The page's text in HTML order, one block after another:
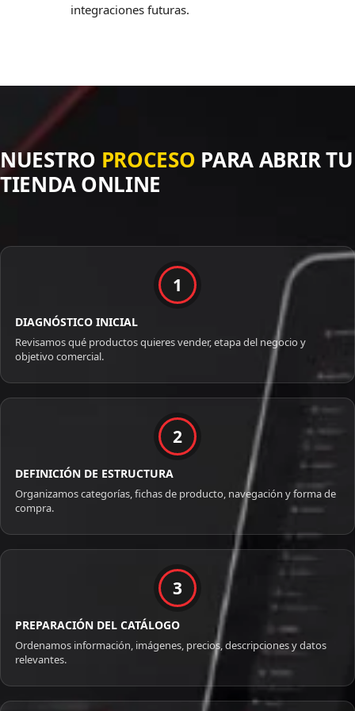
integraciones futuras.
NUESTRO PROCESO PARA ABRIR TU
TIENDA ONLINE
1
DIAGNÓSTICO INICIAL
Revisamos qué productos quieres vender, etapa del negocio y
objetivo comercial.
2
DEFINICIÓN DE ESTRUCTURA
Organizamos categorías, fichas de producto, navegación y forma de
compra.
3
PREPARACIÓN DEL CATÁLOGO
Ordenamos información, imágenes, precios, descripciones y datos
relevantes.